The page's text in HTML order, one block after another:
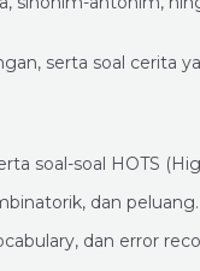
serta soal cerita
soal-soal HOTS
dan peluang.
dan error